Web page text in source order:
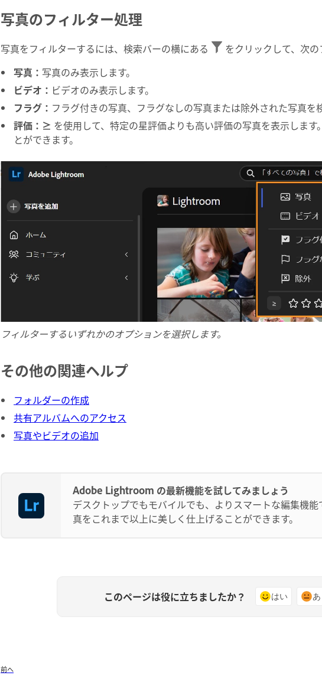
写真のフィルター処理
写真をフィルターするには、検索バーの横にある
をクリックして、次の
写真 ： 写真のみ表示します。
ビデオ ： ビデオのみ表示します。
フラグ： フラグ付きの写真、フラグなしの写真または除外された写真を
評価： ≥ を使用して、特定の星評価よりも高い評価の写真を表示しま
とができます。
フィルターするいずれかのオプションを選択します。
その他の関連ヘルプ
フォルダーの作成
共有アルバムへのアクセス
写真やビデオの追加
Adobe Lightroom の最新機能を試してみましょう
デスクトップでもモバイルでも、よりスマートな編集機能
真をこれまで以上に美しく仕上げることができます。
このページは役に立ちましたか？ はい
前へ